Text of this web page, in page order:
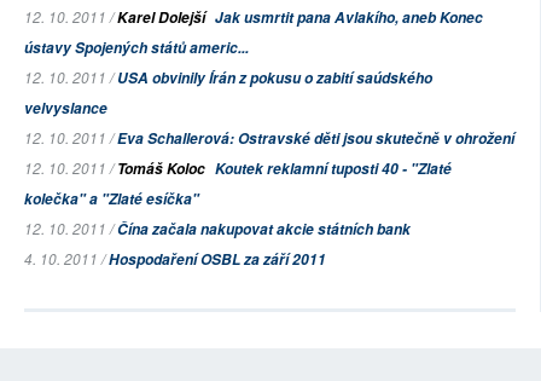
12. 10. 2011 /Karel Dolejší Jak usmrtit pana Avlakího, aneb Konec
ústavy Spojených států americ...
12. 10. 2011 /USA obvinily Írán z pokusu o zabití saúdského
velvyslance
12. 10. 2011 /Eva Schallerová: Ostravské děti jsou skutečně v ohrožení
12. 10. 2011 /Tomáš Koloc Koutek reklamní tuposti 40 - "Zlaté
kolečka" a "Zlaté esíčka"
12. 10. 2011 /Čína začala nakupovat akcie státních bank
4. 10. 2011 /Hospodaření OSBL za září 2011